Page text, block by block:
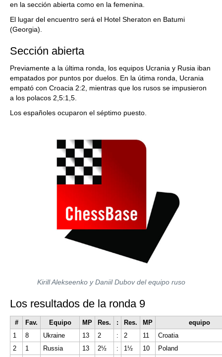
en la sección abierta como en la femenina.
El lugar del encuentro será el Hotel Sheraton en Batumi
(Georgia).
Sección abierta
Previamente a la última ronda, los equipos Ucrania y Rusia iban
empatados por puntos por duelos. En la útima ronda, Ucrania
empató con Croacia 2:2, mientras que los rusos se impusieron
a los polacos 2,5:1,5.
Los españoles ocuparon el séptimo puesto.
Kirill Alekseenko y Daniil Dubov del equipo ruso
Los resultados de la ronda 9
# Fav. Equipo MP Res. : Res. MP
equipo
1
8 Ukraine 13 2 : 2 11
Croatia
2
1 Russia 13 2½ : 1½ 10
Poland